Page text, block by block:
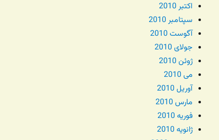
اکتبر 2010
سپتامبر 2010
آگوست 2010
جولای 2010
ژوئن 2010
می 2010
آوریل 2010
مارس 2010
فوریه 2010
ژانویه 2010